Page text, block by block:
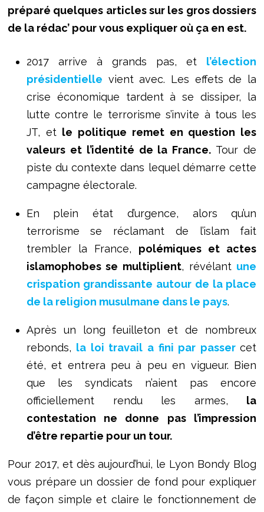
préparé quelques articles sur les gros dossiers
de la rédac’ pour vous expliquer où ça en est.
2017 arrive à grands pas, et l’élection
présidentielle vient avec. Les effets de la
crise économique tardent à se dissiper, la
lutte contre le terrorisme s’invite à tous les
JT, et le politique remet en question les
valeurs et l’identité de la France. Tour de
piste du contexte dans lequel démarre cette
campagne électorale.
En plein état d’urgence, alors qu’un
terrorisme se réclamant de l’islam fait
trembler la France, polémiques et actes
islamophobes se multiplient, révélant une
crispation grandissante autour de la place
de la religion musulmane dans le pays.
Après un long feuilleton et de nombreux
rebonds, la loi travail a fini par passercet
été, et entrera peu à peu en vigueur. Bien
que les syndicats n’aient pas encore
officiellement rendu les armes, la
contestation ne donne pas l’impression
d’être repartie pour un tour.
Pour 2017, et dès aujourd’hui, le Lyon Bondy Blog
vous prépare un dossier de fond pour expliquer
de façon simple et claire le fonctionnement de